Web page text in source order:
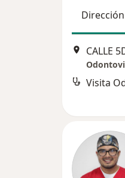
Dirección
Visita